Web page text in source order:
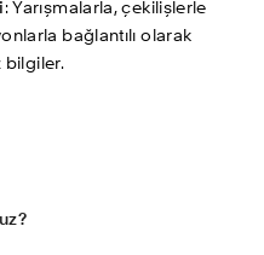
: Yarışmalarla, çekilişlerle
bağlantılı olarak
bilgiler.